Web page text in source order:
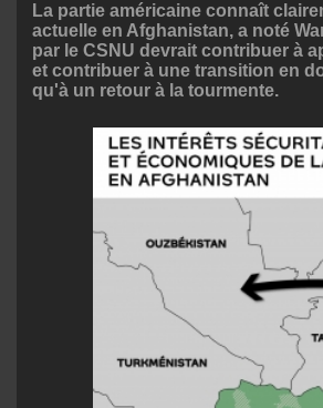
La partie américaine connaît
actuelle en Afghanistan, a noté
par le CSNU devrait contribuer à
et contribuer à une transition en
qu'à un retour à la tourmente.